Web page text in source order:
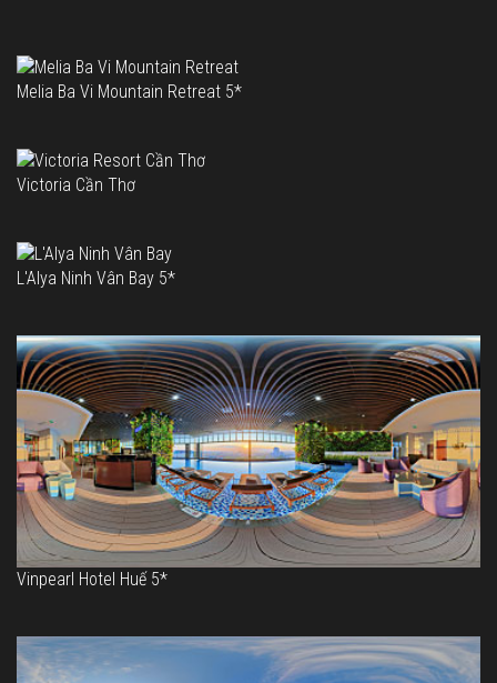
Melia Ba Vi Mountain Retreat 5*
Victoria Cần Thơ
L'Alya Ninh Vân Bay 5*
Vinpearl Hotel Huế 5*